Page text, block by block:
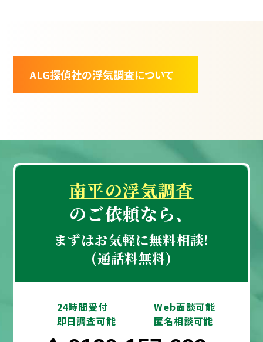
ALG探偵社の浮気調査について
南平の浮気調査
のご依頼なら、
まずはお気軽に無料相談!
(通話料無料)
24時間受付
Web面談可能
即日調査可能
匿名相談可能